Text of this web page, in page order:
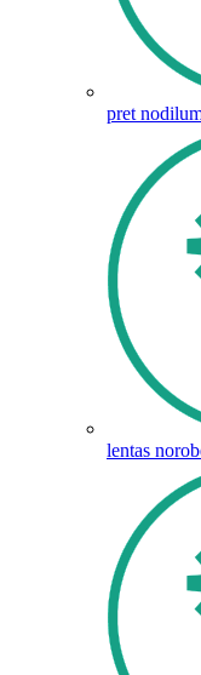
pret
lentas